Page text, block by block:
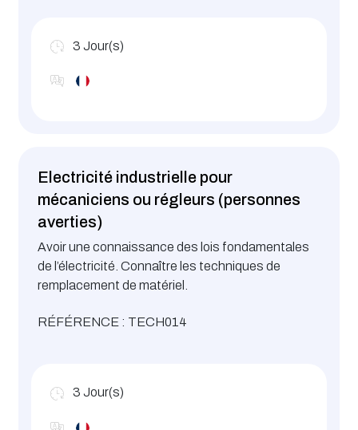
3 Jour(s)
Electricité industrielle pour
mécaniciens ou régleurs (personnes
averties)
Avoir une connaissance des lois fondamentales
de l’électricité. Connaître les techniques de
RÉFÉRENCE : TECH014
3 Jour(s)